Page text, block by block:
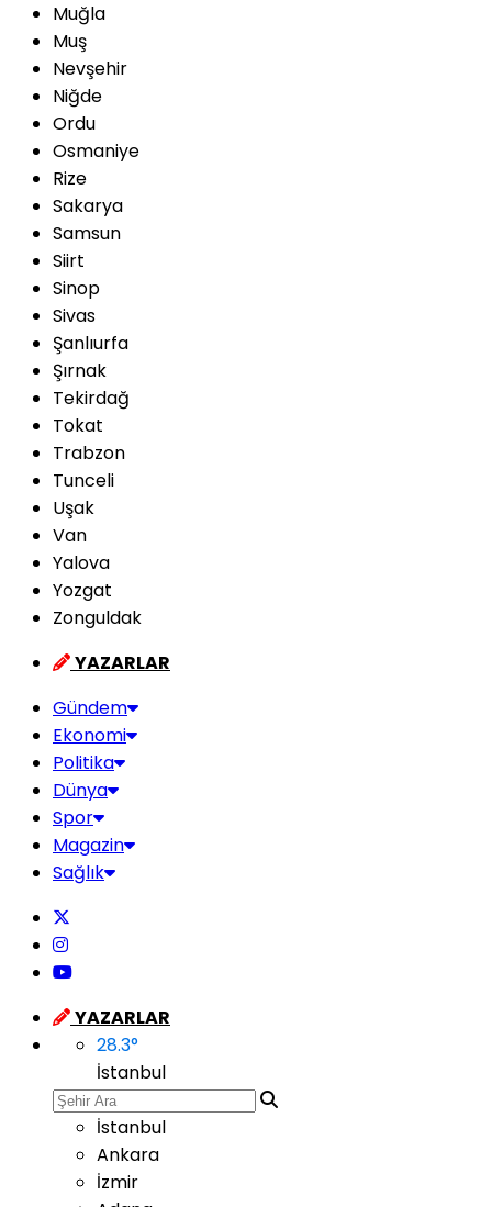
Muğla
Muş
Nevşehir
Niğde
Ordu
Osmaniye
Rize
Sakarya
Samsun
Siirt
Sinop
Sivas
Şanlıurfa
Şırnak
Tekirdağ
Tokat
Trabzon
Tunceli
Uşak
Van
Yalova
Yozgat
Zonguldak
YAZARLAR
Gündem
Ekonomi
Politika
Dünya
Spor
Magazin
Sağlık
YAZARLAR
28.3°
İstanbul
İstanbul
Ankara
İzmir